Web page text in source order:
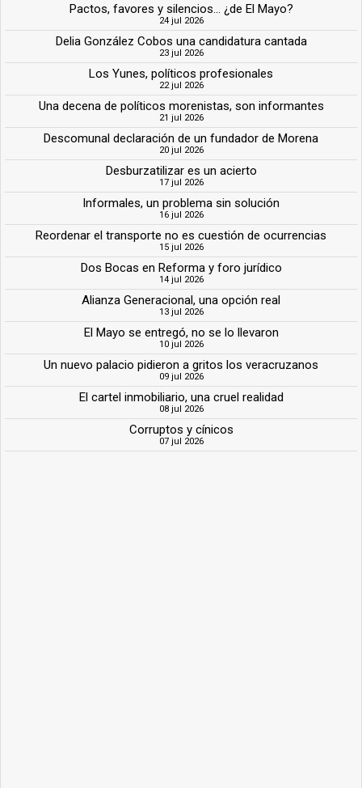
Pactos, favores y silencios... ¿de El Mayo?
24 jul 2026
Delia González Cobos una candidatura cantada
23 jul 2026
Los Yunes, políticos profesionales
22 jul 2026
Una decena de políticos morenistas, son informantes
21 jul 2026
Descomunal declaración de un fundador de Morena
20 jul 2026
Desburzatilizar es un acierto
17 jul 2026
Informales, un problema sin solución
16 jul 2026
Reordenar el transporte no es cuestión de ocurrencias
15 jul 2026
Dos Bocas en Reforma y foro jurídico
14 jul 2026
Alianza Generacional, una opción real
13 jul 2026
El Mayo se entregó, no se lo llevaron
10 jul 2026
Un nuevo palacio pidieron a gritos los veracruzanos
09 jul 2026
El cartel inmobiliario, una cruel realidad
08 jul 2026
Corruptos y cínicos
07 jul 2026